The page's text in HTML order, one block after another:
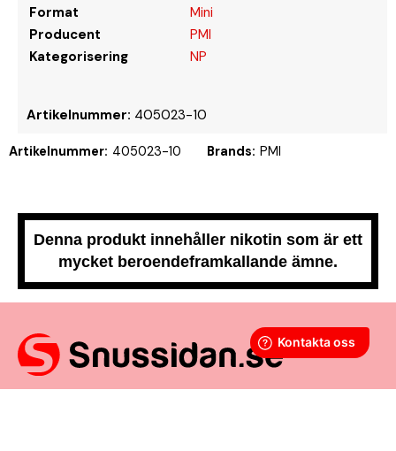
Format
Mini
Producent
PMI
Kategorisering
NP
Artikelnummer: 405023-10
Artikelnummer: 405023-10 Brands: PMI
Denna produkt innehåller nikotin som är ett
mycket beroendeframkallande ämne.
Snussidan.sehar ett av Sveriges största utbud av snus –